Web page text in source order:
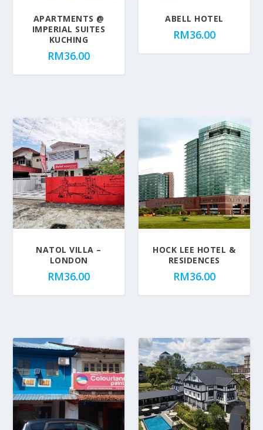
APARTMENTS @
IMPERIAL SUITES
KUCHING
RM36.00
ABELL HOTEL
RM36.00
NATOL VILLA –
LONDON
RM36.00
HOCK LEE HOTEL &
RESIDENCES
RM36.00